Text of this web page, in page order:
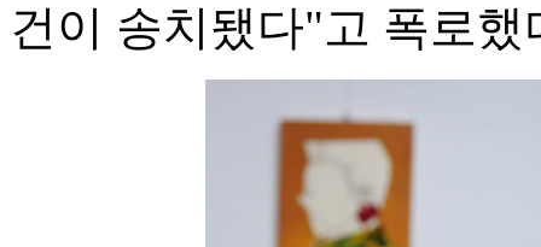
건이 송치됐다"고 폭로했